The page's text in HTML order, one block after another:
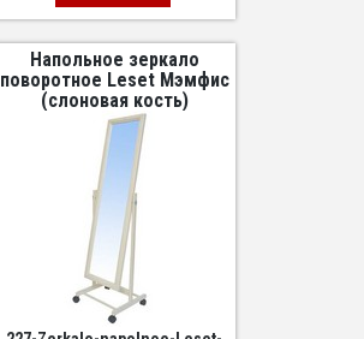
Напольное зеркало
поворотное Leset Мэмфис
(слоновая кость)